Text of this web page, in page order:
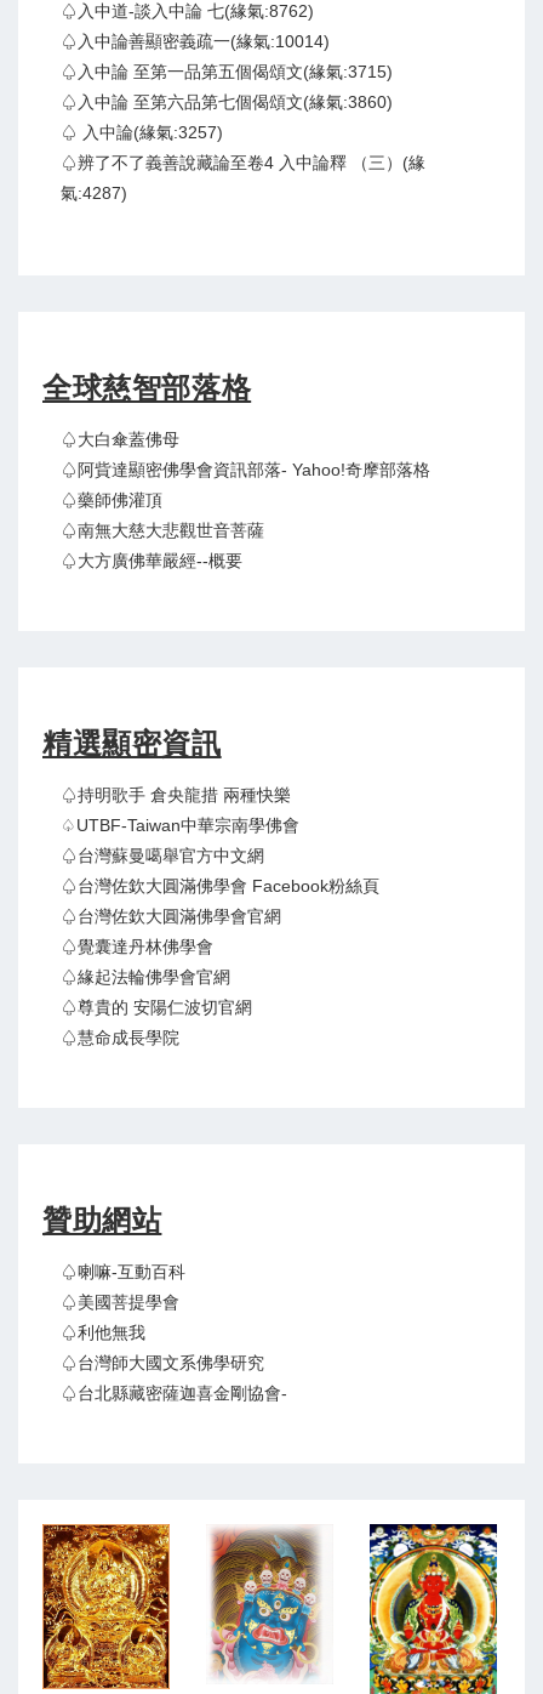
♤入中道-談入中論 七(緣氣:8762)
♤入中論善顯密義疏一(緣氣:10014)
♤入中論 至第一品第五個偈頌文(緣氣:3715)
♤入中論 至第六品第七個偈頌文(緣氣:3860)
♤ 入中論(緣氣:3257)
♤辨了不了義善說藏論至卷4 入中論釋 （三）(緣
氣:4287)
全球慈智部落格
♤大白傘蓋佛母
♤阿貲達顯密佛學會資訊部落- Yahoo!奇摩部落格
♤藥師佛灌頂
♤南無大慈大悲觀世音菩薩
♤大方廣佛華嚴經--概要
精選顯密資訊
♤持明歌手 倉央龍措 兩種快樂
♤UTBF-Taiwan中華宗南學佛會
♤台灣蘇曼噶舉官方中文網
♤台灣佐欽大圓滿佛學會 Facebook粉絲頁
♤台灣佐欽大圓滿佛學會官網
♤覺囊達丹林佛學會
♤緣起法輪佛學會官網
♤尊貴的 安陽仁波切官網
♤慧命成長學院
贊助網站
♤喇嘛-互動百科
♤美國菩提學會
♤利他無我
♤台灣師大國文系佛學研究
♤台北縣藏密薩迦喜金剛協會-